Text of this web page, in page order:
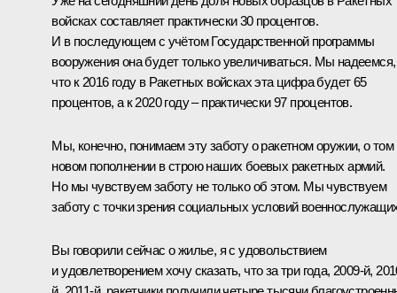
войсках составляет практически 30 процентов.
И в последующем с учётом Государственной программы
вооружения она будет только увеличиваться. Мы надеемся,
что к 2016 году в Ракетных войсках эта цифра будет 65
процентов, а к 2020 году – практически 97 процентов.
Мы, конечно, понимаем эту заботу о ракетном оружии, о том
новом пополнении в строю наших боевых ракетных армий.
Но мы чувствуем заботу не только об этом. Мы чувствуем
заботу с точки зрения социальных условий
Вы говорили сейчас о жилье, я с удовольствием
и удовлетворением хочу сказать, что за три года, 2009-й,